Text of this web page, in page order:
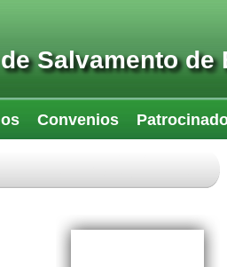
Salvamento de
Convenios